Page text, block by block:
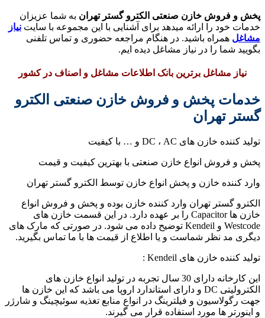
پخش و فروش خازن صنعتی الکترو گستر تهران به شما عزیزان
خدمات خود را ارائه میدهد برای آشنایی با این مجموعه با سایت نیاز
مشاغلهمراه باشید. در هنگام مراجعه حضوری و تماس تلفنی
بگویید شما را در نیاز مشاغل دیده ایم.
نیاز مشاغل برترین بانک اطلاعات مشاغل و اصناف در کشور
خدمات پخش و فروش خازن صنعتی الکترو
گستر تهران
تولید کننده خازن های DC ، AC و … با کیفیت
پخش و فروش انواع خازن صنعتی با بهترین کیفیت و قیمت
وارد کننده خازن و پخش انواع خازن توسط الکترو گستر تهران
الکترو گستر تهران وارد کننده خازن بوده و پخش و فروش انواع
خازن ها Capacitor را بر عهده دارد. در این قسمت خازن های
Westcode و Kendeil توضیح داده می شود. در صورتی که مارک های
دیگری مد نظر شماست و یا اطلاع از قیمت ها با ما تماس بگیرید.
تولید کننده خازن های Kendeil :
این کارخانه دارای 30 سال تجربه در تولید انواع خازن های
الکترولیتی DC و دارای استاندارد اروپا می باشد که این خازن ها
جهت رگولاسیون و فیلترینگ در انواع منابع تغذیه سوئیچینگ و شارژر
و اینورتر ها مورد استفاده قرار می گیرند.